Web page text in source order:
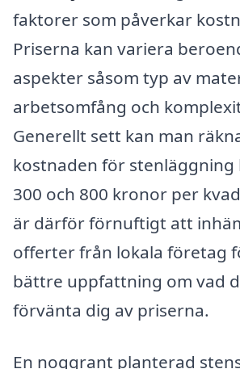
faktorer som påverkar
Priserna kan variera
aspekter såsom typ av
arbetsomfång och
Generellt sett kan man
kostnaden för stenläggning
300 och 800 kronor per
är därför förnuftigt att
offerter från lokala företag
bättre uppfattning om vad
förvänta dig av priserna.
En noggrant planterad